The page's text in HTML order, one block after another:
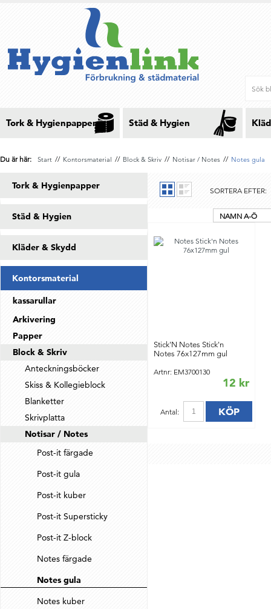
Tork & Hygienpapper Städ & Hygien
Du är här: Start // Kontorsmaterial // Block & Skriv // Notisar / Notes // Notes gula
Tork & Hygienpapper
Städ & Hygien
Kläder & Skydd
Kontorsmaterial
kassarullar
Arkivering
Papper
Block & Skriv
Anteckningsböcker
Skiss & Kollegieblock
Blanketter
Skrivplatta
Notisar / Notes
Post-it färgade
Post-it gula
Post-it kuber
Post-it Supersticky
Post-it Z-block
Notes färgade
Notes gula
Notes kuber
SORTERA EFTER:
NAMN A-Ö
Stick'N Notes Stick'n
Notes 76x127mm gul
Artnr: EM3700130
12 kr
Antal: KÖP